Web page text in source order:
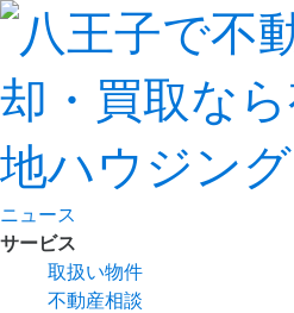
ニュース
サービス
取扱い物件
不動産相談